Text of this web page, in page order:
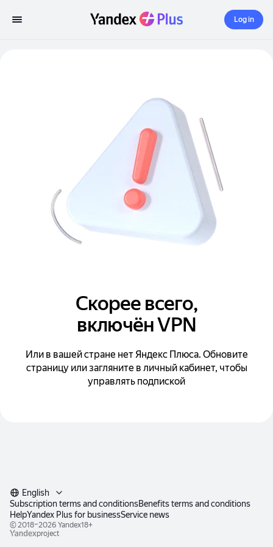
Log in
Скорее всего,
включён VPN
Или в вашей стране нет Яндекс Плюса. Обновите
страницу или загляните в личный кабинет, чтобы
управлять подпиской
Subscription terms and conditionsBenefits terms and conditions
HelpYandex Plus for businessService news
English
© 2018–2026 Yandex18+
project